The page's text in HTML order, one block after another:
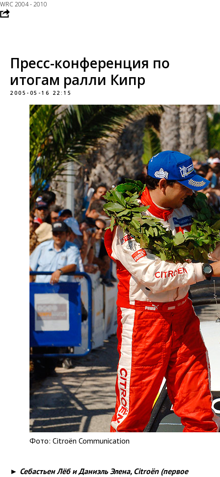
WRC 2004 - 2010
Пресс-конференция по
итогам ралли Кипр
2005-05-16 22:15
Фото: Citroën Communication
► Себастьен Лёб и Даниэль Элена, Citroën (первое